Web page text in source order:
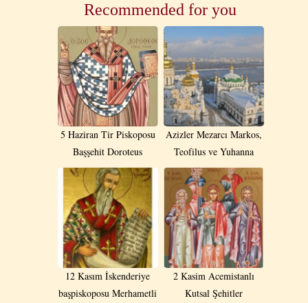
Recommended for you
5 Ηaziran Tir Piskoposu
Başşehit Doroteus
Azizler Mezarcı Markos,
Teofilus ve Yuhanna
12 Kasım İskenderiye
başpiskoposu Merhametli
2 Kasim Acemistanlı
Kutsal Şehitler